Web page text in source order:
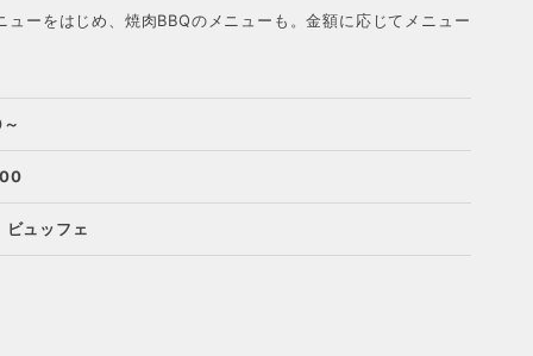
ューをはじめ、焼肉BBQのメニューも。金額に応じてメニュー
ビュッフェ